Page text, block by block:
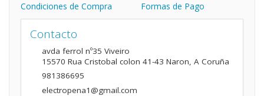
Condiciones de Compra
Formas de Pago
Contacto
avda ferrol nº35 Viveiro
15570 Rua Cristobal colon 41-43 Naron, A Coruña
981386695
electropena1@gmail.com